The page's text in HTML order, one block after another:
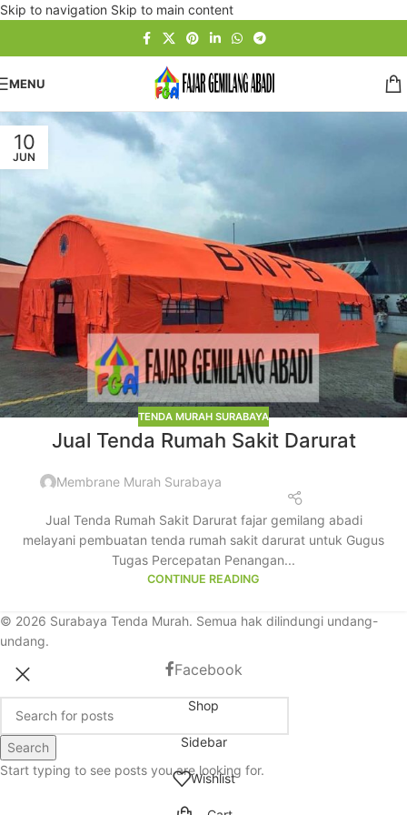
Skip to navigation Skip to main content
MENU
10
JUN
TENDA MURAH SURABAYA
Jual Tenda Rumah Sakit Darurat
Membrane Murah Surabaya
Jual Tenda Rumah Sakit Darurat fajar gemilang abadi
melayani pembuatan tenda rumah sakit darurat untuk Gugus
Tugas Percepatan Penangan...
CONTINUE READING
© 2026 Surabaya Tenda Murah. Semua hak dilindungi undang-
undang.
Search
Start typing to see posts you are looking for.
Facebook
Shop
Sidebar
Wishlist